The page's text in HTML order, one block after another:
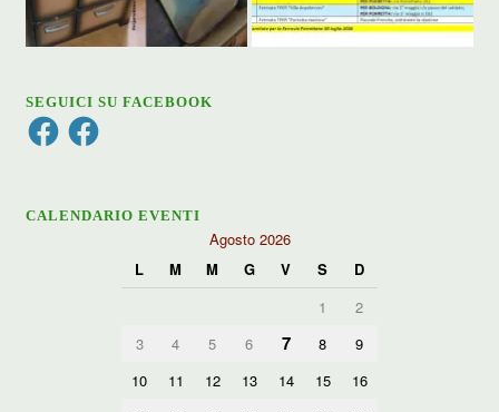
SEGUICI SU FACEBOOK
FacebookFacebook
CALENDARIO EVENTI
Agosto 2026
L
M M G V S
D
1
2
3
4 5 6 7 8
9
10
11 12 13 14 15
16